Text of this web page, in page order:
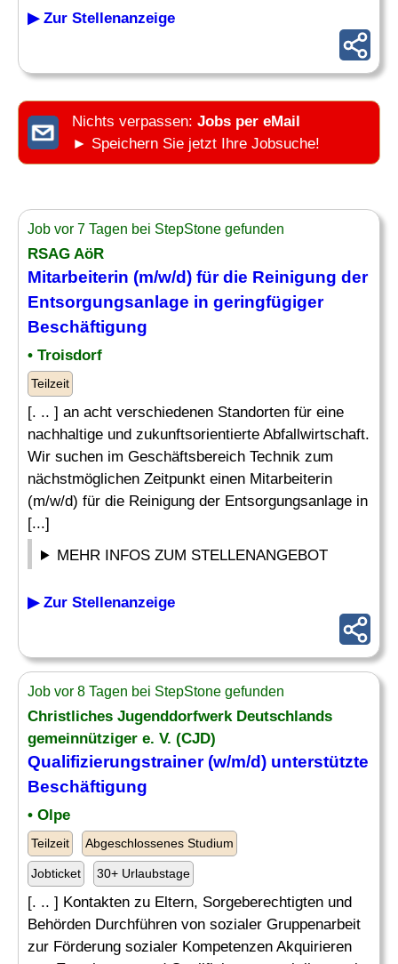
▶ Zur Stellenanzeige
Nichts verpassen: Jobs per eMail
► Speichern Sie jetzt Ihre Jobsuche!
Job vor 7 Tagen bei StepStone gefunden
RSAG AöR
Mitarbeiterin (m/w/d) für die Reinigung der
Entsorgungsanlage in geringfügiger
Beschäftigung
• Troisdorf
Teilzeit
[. .. ] an acht verschiedenen Standorten für eine
nachhaltige und zukunftsorientierte Abfallwirtschaft.
Wir suchen im Geschäftsbereich Technik zum
nächstmöglichen Zeitpunkt einen Mitarbeiterin
(m/w/d) für die Reinigung der Entsorgungsanlage in
[...]
MEHR INFOS ZUM STELLENANGEBOT
▶ Zur Stellenanzeige
Job vor 8 Tagen bei StepStone gefunden
Christliches Jugenddorfwerk Deutschlands
gemeinnütziger e. V. (CJD)
Qualifizierungstrainer (w/m/d) unterstützte
Beschäftigung
• Olpe
Teilzeit Abgeschlossenes Studium
Jobticket 30+ Urlaubstage
[. .. ] Kontakten zu Eltern, Sorgeberechtigten und
Behörden Durchführen von sozialer Gruppenarbeit
zur Förderung sozialer Kompetenzen Akquirieren